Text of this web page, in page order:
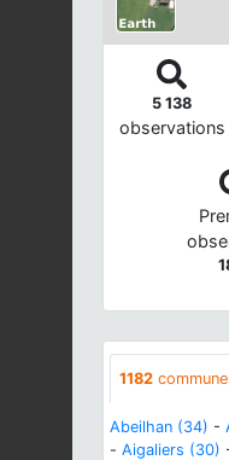
5 138
observations
1182
Abeilhan (34) -
- Aigaliers (30)